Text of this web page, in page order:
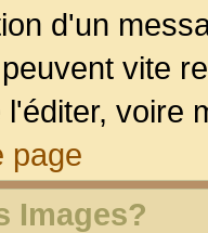
d'un
vite
voire
page
Images?